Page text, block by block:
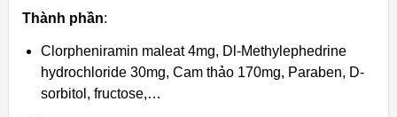
Thành phần:
Clorpheniramin maleat 4mg, Dl-Methylephedrine
hydrochloride 30mg, Cam thảo 170mg, Paraben, D-
sorbitol, fructose,…